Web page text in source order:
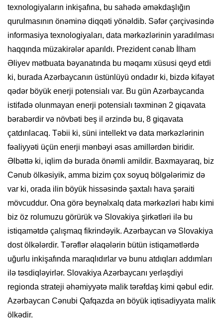
texnologiyaların inkişafına, bu sahədə əməkdaşlığın
qurulmasının önəminə diqqəti yönəldib. Səfər çərçivəsində
informasiya texnologiyaları, data mərkəzlərinin yaradılması
haqqında müzakirələr aparıldı. Prezident cənab İlham
Əliyev mətbuata bəyanatında bu məqamı xüsusi qeyd etdi
ki, burada Azərbaycanın üstünlüyü ondadır ki, bizdə kifayət
qədər böyük enerji potensialı var. Bu gün Azərbaycanda
istifadə olunmayan enerji potensialı təxminən 2 giqavata
bərabərdir və növbəti beş il ərzində bu, 8 giqavata
çatdırılacaq. Təbii ki, süni intellekt və data mərkəzlərinin
fəaliyyəti üçün enerji mənbəyi əsas amillərdən biridir.
Əlbəttə ki, iqlim də burada önəmli amildir. Baxmayaraq, biz
Cənub ölkəsiyik, amma bizim çox soyuq bölgələrimiz də
var ki, orada ilin böyük hissəsində şaxtalı hava şəraiti
mövcuddur. Ona görə beynəlxalq data mərkəzləri habı kimi
biz öz rolumuzu görürük və Slovakiya şirkətləri ilə bu
istiqamətdə çalışmaq fikrindəyik. Azərbaycan və Slovakiya
dost ölkələrdir. Tərəflər əlaqələrin bütün istiqamətlərdə
uğurlu inkişafında maraqlıdırlar və bunu atdıqları addımları
ilə təsdiqləyirlər. Slovakiya Azərbaycanı yerləşdiyi
regionda strateji əhəmiyyətə malik tərəfdaş kimi qəbul edir.
Azərbaycan Cənubi Qafqazda ən böyük iqtisadiyyata malik
ölkədir.